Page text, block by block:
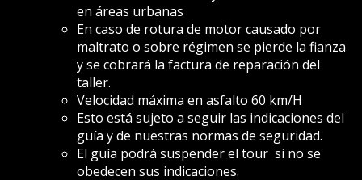
en áreas urbanas
En caso de rotura de motor causado por
maltrato o sobre régimen se pierde la fianza
y se cobrará la factura de reparación del
taller.
Velocidad máxima en asfalto 60 km/H
Esto está sujeto a seguir las indicaciones del
guía y de nuestras normas de seguridad.
El guía podrá suspender el tour si no se
obedecen sus indicaciones.